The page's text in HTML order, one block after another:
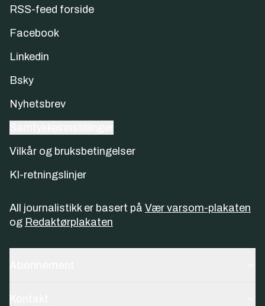
RSS-feed forside
Facebook
Linkedin
Bsky
Nyhetsbrev
Vilkår og bruksbetingelser
KI-retningslinjer
All journalistikk er basert på Vær varsom-plakaten
og Redaktørplakaten